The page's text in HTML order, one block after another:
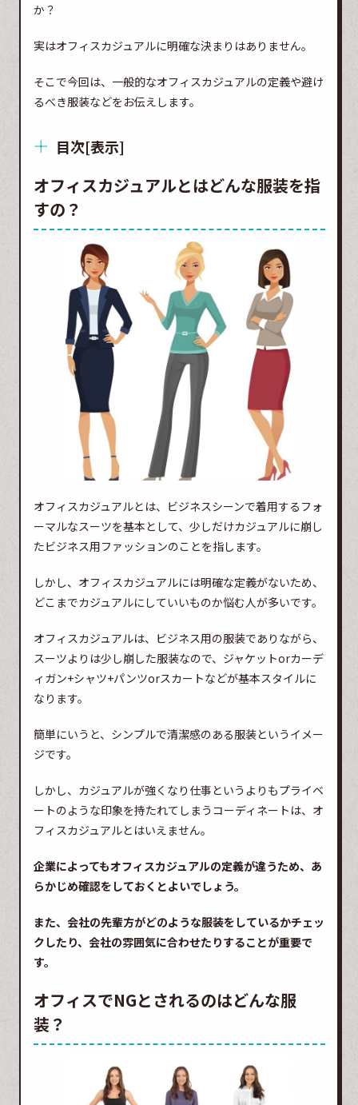
か？
実はオフィスカジュアルに明確な決まりはありません。
そこで今回は、一般的なオフィスカジュアルの定義や避け
るべき服装などをお伝えします。
目次[表示]
オフィスカジュアルとはどんな服装を指
すの？
オフィスカジュアルとは、ビジネスシーンで着用するフォ
ーマルなスーツを基本として、少しだけカジュアルに崩し
たビジネス用ファッションのことを指します。
しかし、オフィスカジュアルには明確な定義がないため、
どこまでカジュアルにしていいものか悩む人が多いです。
オフィスカジュアルは、ビジネス用の服装でありながら、
スーツよりは少し崩した服装なので、ジャケットorカーデ
ィガン+シャツ+パンツorスカートなどが基本スタイルに
なります。
簡単にいうと、シンプルで清潔感のある服装というイメー
ジです。
しかし、カジュアルが強くなり仕事というよりもプライベ
ートのような印象を持たれてしまうコーディネートは、オ
フィスカジュアルとはいえません。
企業によってもオフィスカジュアルの定義が違うため、あ
らかじめ確認をしておくとよいでしょう。
また、会社の先輩方がどのような服装をしているかチェッ
クしたり、会社の雰囲気に合わせたりすることが重要で
す。
オフィスでNGとされるのはどんな服
装？